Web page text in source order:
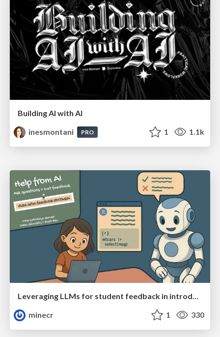
Building AI with AI
inesmontani
PRO 1 1.1k
Leveraging LLMs for student feedback in introductory data science courses - posit::conf(2025)
minecr
1 330